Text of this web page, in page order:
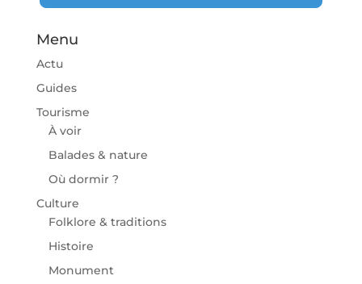
Menu
Actu
Guides
Tourisme
À voir
Balades & nature
Où dormir ?
Culture
Folklore & traditions
Histoire
Monument